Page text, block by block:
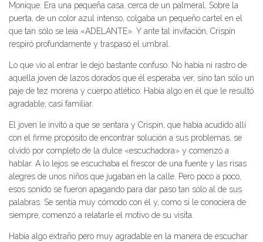
Monique. Era una pequeña casa, cerca de un palmeral. Sobre la
puerta, de un color azul intenso, colgaba un pequeño cartel en el
que tan sólo se leía «ADELANTE». Y ante tal invitación, Crispín
respiró profundamente y traspasó el umbral.
Lo que vio al entrar le dejó bastante confuso. No había ni rastro de
aquella joven de lazos dorados que él esperaba ver, sino tan sólo un
paje de tez morena y cuerpo atlético. Había algo en él que le resultó
agradable, casi familiar.
El joven le invitó a que se sentara y Crispín, que había acudido allí
con el firme propósito de encontrar solución a sus problemas, se
olvidó por completo de la dulce «escuchadora» y comenzó a
hablar. A lo lejos se escuchaba el frescor de una fuente y las risas
alegres de unos niños que jugaban en la calle. Pero poco a poco,
esos sonido se fueron apagando para dar paso tan sólo al de sus
palabras. Se sentía muy cómodo con él y, como si le conociera de
siempre, comenzó a relatarle el motivo de su visita.
Había algo extraño pero muy agradable en la manera de escuchar